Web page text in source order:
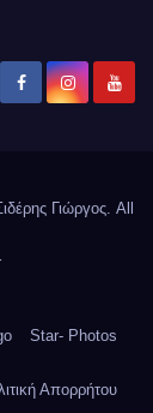
Γιώργος. All
Star- Photos
Απορρήτου